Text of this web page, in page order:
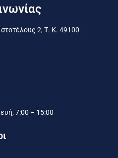
2, Τ. Κ. 49100
7:00 – 15:00